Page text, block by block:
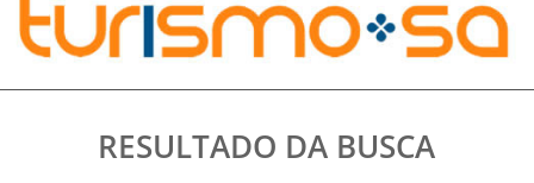
CITY BREAK
TURISMO E MERCADO
EVENTOS
RESULTADO DA BUSCA